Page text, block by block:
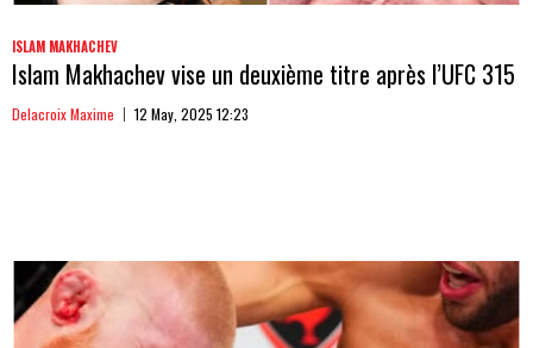
ISLAM MAKHACHEV
Islam Makhachev vise un deuxième titre après l’UFC 315
Delacroix Maxime 12 May, 2025 12:23